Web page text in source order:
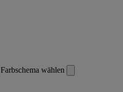
Farbschema wählen